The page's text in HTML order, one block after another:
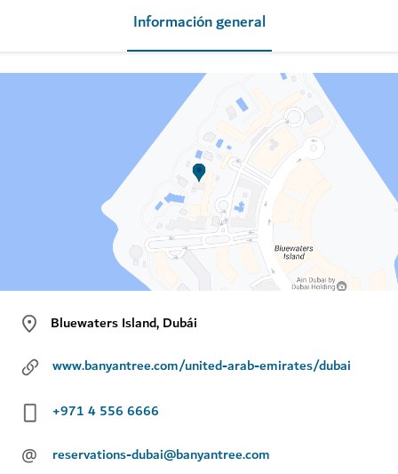
Información general
Bluewaters Island, Dubái
www.banyantree.com/united-arab-emirates/dubai
+971 4 556 6666
@
reservations-dubai@banyantree.com